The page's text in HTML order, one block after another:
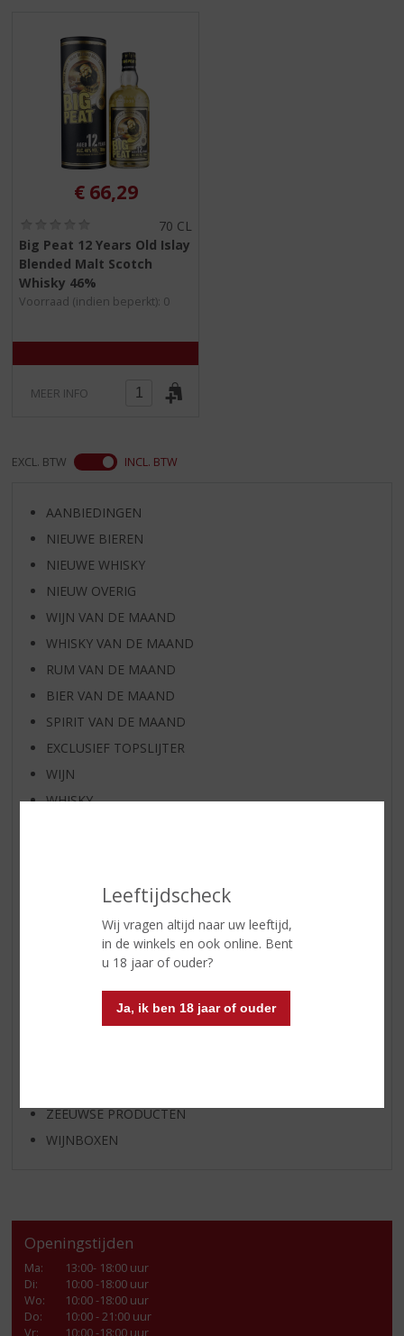
n
a
v
g
t
i
Leeftijdscheck
Wij vragen altijd naar uw leeftijd,
in de winkels en ook online. Bent
u 18 jaar of ouder?
Ja, ik ben 18 jaar of ouder
€ 66,29
,
0
)
70 CL
Big Peat 12 Years Old Islay
Blended Malt Scotch
Whisky 46%
Voorraad (indien beperkt): 0
MEER INFO
EXCL. BTW INCL. BTW
AANBIEDINGEN
NIEUWE BIEREN
NIEUWE WHISKY
NIEUW OVERIG
WIJN VAN DE MAAND
WHISKY VAN DE MAAND
RUM VAN DE MAAND
BIER VAN DE MAAND
SPIRIT VAN DE MAAND
EXCLUSIEF TOPSLIJTER
WIJN
WHISKY
KANT EN KLAAR
FRISDRANK
GESCHENKVERPAKKING
ZEEUWSE PRODUCTEN
WIJNBOXEN
Openingstijden
Ma:
13:00- 18:00 uur
Di:
10:00 -18:00 uur
Wo:
10:00 -18:00 uur
Do:
10:00 - 21:00 uur
Vr:
10:00 -18:00 uur